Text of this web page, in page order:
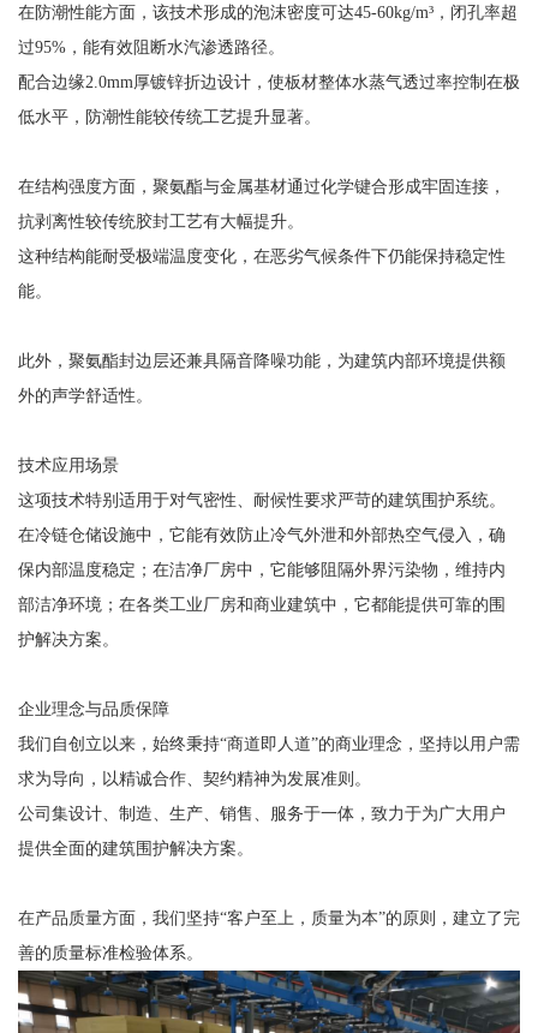
在防潮性能方面，该技术形成的泡沫密度可达45-60kg/m³，闭孔率超
过95%，能有效阻断水汽渗透路径。
配合边缘2.0mm厚镀锌折边设计，使板材整体水蒸气透过率控制在极
低水平，防潮性能较传统工艺提升显著。
在结构强度方面，聚氨酯与金属基材通过化学键合形成牢固连接，
抗剥离性较传统胶封工艺有大幅提升。
这种结构能耐受极端温度变化，在恶劣气候条件下仍能保持稳定性
能。
此外，聚氨酯封边层还兼具隔音降噪功能，为建筑内部环境提供额
外的声学舒适性。
技术应用场景
这项技术特别适用于对气密性、耐候性要求严苛的建筑围护系统。
在冷链仓储设施中，它能有效防止冷气外泄和外部热空气侵入，确
保内部温度稳定；在洁净厂房中，它能够阻隔外界污染物，维持内
部洁净环境；在各类工业厂房和商业建筑中，它都能提供可靠的围
护解决方案。
企业理念与品质保障
我们自创立以来，始终秉持“商道即人道”的商业理念，坚持以用户需
求为导向，以精诚合作、契约精神为发展准则。
公司集设计、制造、生产、销售、服务于一体，致力于为广大用户
提供全面的建筑围护解决方案。
在产品质量方面，我们坚持“客户至上，质量为本”的原则，建立了完
善的质量标准检验体系。